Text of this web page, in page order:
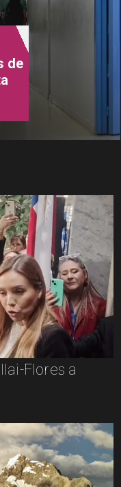
Flores a
de